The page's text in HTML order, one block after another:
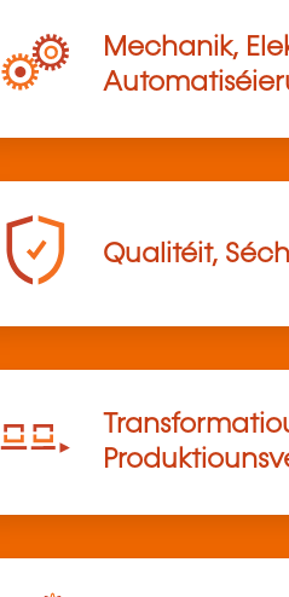
Mechanik,
Qualitéit,